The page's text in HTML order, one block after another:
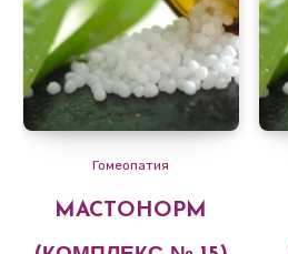
Гомеопатия
MACTOHOPM